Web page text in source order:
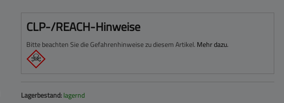
CLP-/REACH-Hinweise
Bitte beachten Sie die Gefahrenhinweise zu diesem Artikel. Mehr dazu.
Lagerbestand:lagernd